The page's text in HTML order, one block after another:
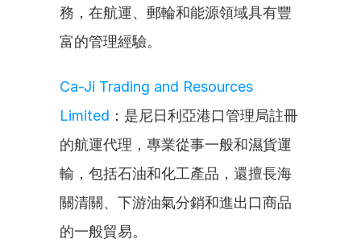
務，在航運、郵輪和能源領域具有豐
富的管理經驗。
Ca-Ji Trading and Resources
Limited ：是尼日利亞港口管理局註冊
的航運代理，專業從事一般和濕貨運
輸，包括石油和化工產品，還擅長海
關清關、下游油氣分銷和進出口商品
的一般貿易。